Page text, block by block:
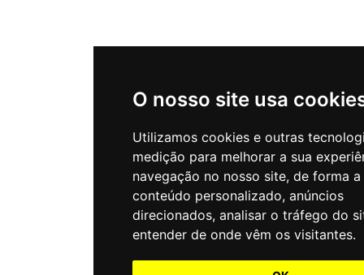
O nosso site usa
Utilizamos cookies e outras
medição para melhorar a sua
navegação no nosso site, de forma
conteúdo personalizado, anúncios
direcionados, analisar o tráfego do
entender de onde vêm os visitantes.